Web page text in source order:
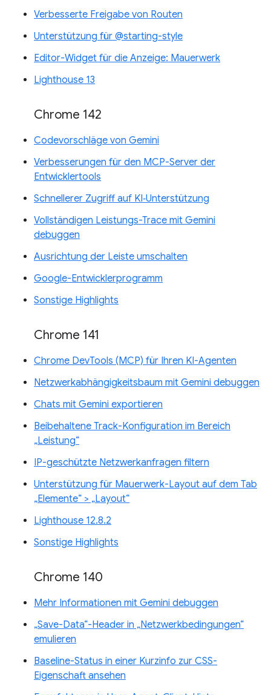
Verbesserte Freigabe von Routen
Unterstützung für @starting-style
Editor-Widget für die Anzeige: Mauerwerk
Lighthouse 13
Chrome 142
Codevorschläge von Gemini
Verbesserungen für den MCP-Server der
Entwicklertools
Schnellerer Zugriff auf KI‑Unterstützung
Vollständigen Leistungs-Trace mit Gemini
debuggen
Ausrichtung der Leiste umschalten
Google-Entwicklerprogramm
Sonstige Highlights
Chrome 141
Chrome DevTools (MCP) für Ihren KI-Agenten
Netzwerkabhängigkeitsbaum mit Gemini debuggen
Chats mit Gemini exportieren
Beibehaltene Track-Konfiguration im Bereich
„Leistung“
IP-geschützte Netzwerkanfragen filtern
Unterstützung für Mauerwerk-Layout auf dem Tab
„Elemente“ > „Layout“
Lighthouse 12.8.2
Sonstige Highlights
Chrome 140
Mehr Informationen mit Gemini debuggen
„Save-Data“-Header in „Netzwerkbedingungen“
emulieren
Baseline-Status in einer Kurzinfo zur CSS-
Eigenschaft ansehen